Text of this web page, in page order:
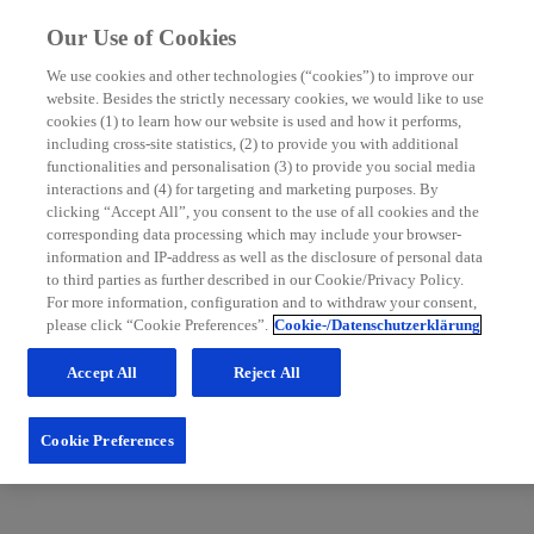
MS Nurse Bereich
Mit grundlegenden Informationen zur Multiplen Sklerose
sowie hilfreichen Tipps für die Patientenbetreuung möchten
wir Sie in Ihrem Praxisalltag unterstützen. Schauen Sie
regelmäßig im MS Nurse Bereich vorbei: Wir erweitern
unsere Inhalte und Services stetig für Sie.
Zum Nurse Bereich
Our Use of Cookies
We use cookies and other technologies (“cookies”) to improve our
website. Besides the strictly necessary cookies, we would like to use
cookies (1) to learn how our website is used and how it performs,
including cross-site statistics, (2) to provide you with additional
functionalities and personalisation (3) to provide you social media
interactions and (4) for targeting and marketing purposes. By
clicking “Accept All”, you consent to the use of all cookies and the
corresponding data processing which may include your browser-
information and IP-address as well as the disclosure of personal data
to third parties as further described in our Cookie/Privacy Policy.
For more information, configuration and to withdraw your consent,
please click “Cookie Preferences”. Cookie-/Datenschutzerklärung
Cookie Preferences
Reject All
Accept All